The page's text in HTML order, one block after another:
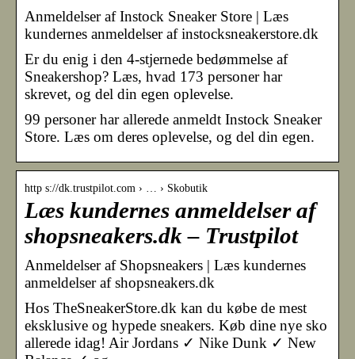
Anmeldelser af Instock Sneaker Store | Læs
kundernes anmeldelser af instocksneakerstore.dk
Er du enig i den 4-stjernede bedømmelse af
Sneakershop? Læs, hvad 173 personer har
skrevet, og del din egen oplevelse.
99 personer har allerede anmeldt Instock Sneaker
Store. Læs om deres oplevelse, og del din egen.
http s://dk.trustpilot.com › … › Skobutik
Læs kundernes anmeldelser af
shopsneakers.dk – Trustpilot
Anmeldelser af Shopsneakers | Læs kundernes
anmeldelser af shopsneakers.dk
Hos TheSneakerStore.dk kan du købe de mest
eksklusive og hypede sneakers. Køb dine nye sko
allerede idag! Air Jordans ✓ Nike Dunk ✓ New